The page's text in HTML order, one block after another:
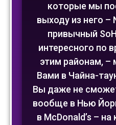
которые мы
выходу из него –
привычный
интересного по
этим районам, –
Вами в Чайна-
Вы даже не
вообще в Нью
в McDonald’s –